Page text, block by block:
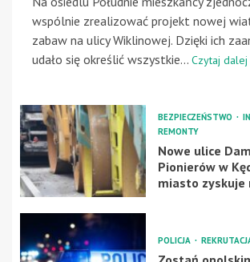
wspólnie zrealizować projekt nowej
zabaw na ulicy Wiklinowej. Dzięki ich
udało się określić wszystkie... Czytaj dalej
BEZPIECZEŃSTWO
REMONTY
Nowe ulice
Pionierów w
miasto zyskuje
POLICJA